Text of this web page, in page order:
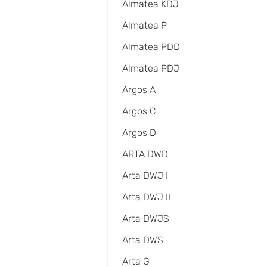
Almatea KDJ
Almatea P
Almatea PDD
Almatea PDJ
Argos A
Argos C
Argos D
ARTA DWD
Arta DWJ I
Arta DWJ II
Arta DWJS
Arta DWS
Arta G